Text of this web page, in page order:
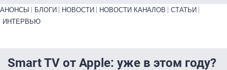
Primary links bottom
АНОНСЫ БЛОГИ НОВОСТИ НОВОСТИ КАНАЛОВ
СТАТЬИ
ИНТЕРВЬЮ
Smart TV от Apple: уже в этом году?